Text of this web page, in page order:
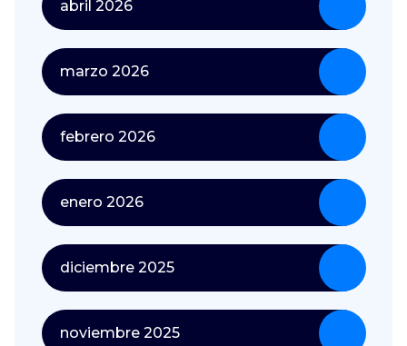
abril 2026
marzo 2026
febrero 2026
enero 2026
diciembre 2025
noviembre 2025